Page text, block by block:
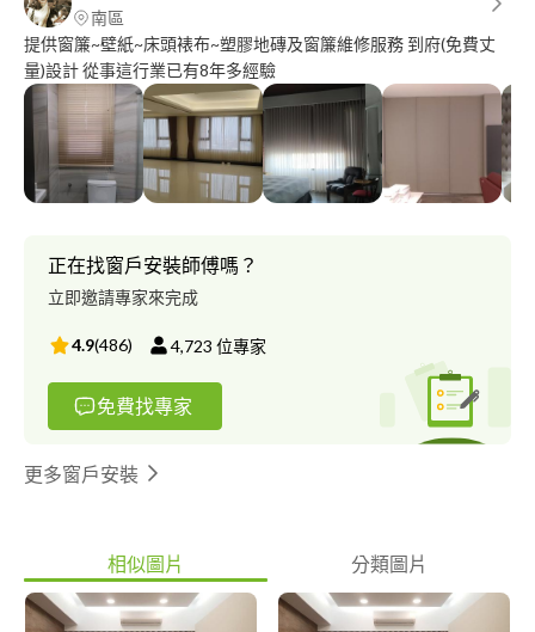
南區
提供窗簾~壁紙~床頭裱布~塑膠地磚及窗簾維修服務 到府(免費丈
量)設計 從事這行業已有8年多經驗
正在找窗戶安裝師傅嗎？
立即邀請專家來完成
4.9(486) 4,723 位專家
免費找專家
更多窗戶安裝
相似圖片 分類圖片